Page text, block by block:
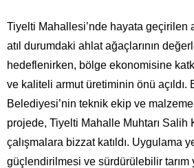
Tiyelti Mahallesi’nde hayata geçirilen
atıl durumdaki ahlat ağaçlarının
hedeflenirken, bölge ekonomisine
ve kaliteli armut üretiminin önü açıldı.
Belediyesi’nin teknik ekip ve malzeme
projede, Tiyelti Mahalle Muhtarı Salih
çalışmalara bizzat katıldı. Uygulama
güçlendirilmesi ve sürdürülebilir tarım